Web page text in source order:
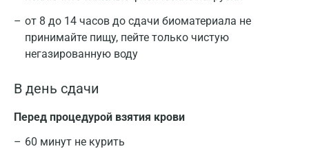
от 8 до 14 часов до сдачи биоматериала не
принимайте пищу, пейте только чистую
негазированную воду
В день сдачи
Перед процедурой взятия крови
60 минут не курить